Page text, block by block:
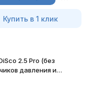
Купить в 1 клик
2.5 Pro (без
давления и